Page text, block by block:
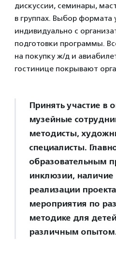
дискуссии, семинары,
в группах. Выбор формата
индивидуально с
подготовки программы.
на покупку ж/д и
гостинице покрывают
Принять участие в
музейные
методисты,
специалисты.
образовательным
инклюзии,
реализации
мероприятия по
методике для
различным